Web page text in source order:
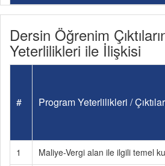
Dersin Öğrenim
Yeterlilikleri ile İlişkisi
# Program Yeterlilikleri /
1
Maliye-Vergi alan ile ilgili temel